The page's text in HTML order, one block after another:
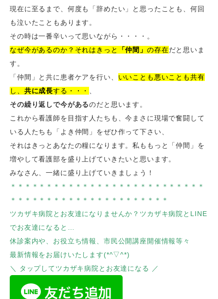
現在に至るまで、何度も「辞めたい」と思ったことも、何回
も泣いたこともあります。
その時は一番辛いって思いながら・・・・。
なぜ今があるのか？それはきっと
「仲間」 の存在だと思いま
す。
「仲間」と共に患者ケアを行い、 いいことも悪いことも共有
し、 共に成長する・・・ 、
その繰り返しで今があるのだと思います。
これから看護師を目指す人たちも、今まさに現場で奮闘して
いる人たちも「よき仲間」をぜひ作って下さい、
それはきっとあなたの糧になります。私ももっと「仲間」を
増やして看護部を盛り上げていきたいと思います。
みなさん、一緒に盛り上げていきましょう！
＊＊＊＊＊＊＊＊＊＊＊＊＊＊＊＊＊＊＊＊＊＊＊＊＊＊＊
＊＊＊＊＊＊＊＊＊＊＊＊＊＊＊＊＊＊＊＊＊＊
ツカザキ病院とお友達になりませんか？ツカザキ病院とLINE
でお友達になると…
休診案内や、お役立ち情報、市民公開講座開催情報等々
最新情報をお届けいたします(*^▽^*)
＼ タップしてツカザキ病院とお友達になる ／